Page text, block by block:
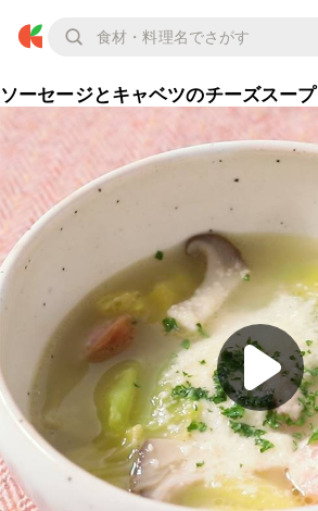
ソーセージとキャベツのチーズスープ